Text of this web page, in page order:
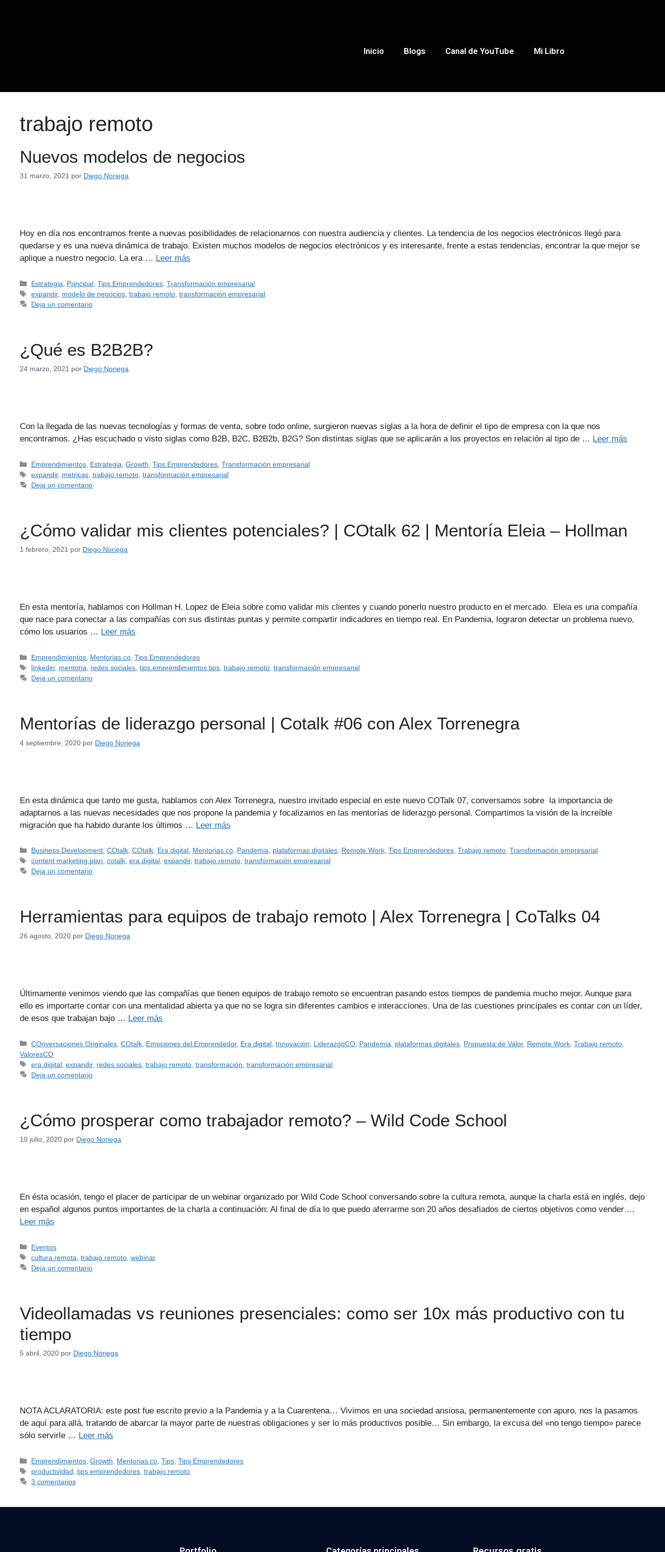
Inicio Blogs Canal de YouTube Mi Libro
trabajo remoto
Nuevos modelos de negocios
31 marzo, 2021 por Diego Noriega
Hoy en día nos encontramos frente a nuevas posibilidades de relacionarnos con nuestra audiencia y clientes. La tendencia de los negocios electrónicos llegó para
quedarse y es una nueva dinámica de trabajo. Existen muchos modelos de negocios electrónicos y es interesante, frente a estas tendencias, encontrar la que mejor se
aplique a nuestro negocio. La era … Leer más
Estrategia Principal ,Tips Emprendedores ,Transformación empresarial
expandir, modelo de negocios ,trabajo remoto ,transformación empresarial
Deja un comentario
¿Qué es B2B2B?
24 marzo, 2021 por Diego Noriega
Con la llegada de las nuevas tecnologías y formas de venta, sobre todo online, surgieron nuevas siglas a la hora de definir el tipo de empresa con la que nos
encontramos. ¿Has escuchado o visto siglas como B2B, B2C, B2B2b, B2G? Son distintas siglas que se aplicarán a los proyectos en relación al tipo de … Leer más
Emprendimientos, Estrategia,Growth,Tips Emprendedores,Transformación empresarial
expandir, metricas,trabajo remoto,transformación empresarial
Deja un comentario
¿Cómo validar mis clientes potenciales? | COtalk 62 | Mentoría Eleia – Hollman
1 febrero, 2021 por Diego Noriega
En esta mentoría, hablamos con Hollman H. Lopez de Eleia sobre como validar mis clientes y cuando ponerlo nuestro producto en el mercado. Eleia es una compañía
que nace para conectar a las compañías con sus distintas puntas y permite compartir indicadores en tiempo real. En Pandemia, lograron detectar un problema nuevo,
cómo los usuarios … Leer más
Emprendimientos, Mentorias.co,Tips Emprendedores
linkedin, mentoria, redes sociales,tips emprendimientos tips,trabajo remoto,transformación empresarial
Deja un comentario
Mentorías de liderazgo personal | Cotalk #06 con Alex Torrenegra
4 septiembre, 2020 por Diego Noriega
En esta dinámica que tanto me gusta, hablamos con Alex Torrenegra, nuestro invitado especial en este nuevo COTalk 07, conversamos sobre la importancia de
adaptarnos a las nuevas necesidades que nos propone la pandemia y focalizamos en las mentorías de liderazgo personal. Compartimos la visión de la increíble
migración que ha habido durante los últimos … Leer más
Business Development,COtalk,COtalk, Era digital, Mentorias.co, Pandemia, plataformas digitales, Remote Work,Tips Emprendedores,Trabajo remoto,Transformación empresarial
content marketing plan,cotalk,era digital,expandir,trabajo remoto,transformación empresarial
Deja un comentario
Herramientas para equipos de trabajo remoto | Alex Torrenegra | CoTalks 04
26 agosto, 2020 por Diego Noriega
Últimamente venimos viendo que las compañías que tienen equipos de trabajo remoto se encuentran pasando estos tiempos de pandemia mucho mejor. Aunque para
ello es importarte contar con una mentalidad abierta ya que no se logra sin diferentes cambios e interacciones. Una de las cuestiones principales es contar con un líder,
de esos que trabajan bajo … Leer más
COnversaciones Originales ,COtalk Emociones del Emprendedor, Era digital Innovación LiderazgoCO Pandemia plataformas digitales Propuesta de Valor, Remote Work ,Trabajo remoto
ValoresCO
era digital ,expandir, redes sociales ,trabajo remoto ,transformación ,transformación empresarial
Deja un comentario
¿Cómo prosperar como trabajador remoto? – Wild Code School
10 julio, 2020 por Diego Noriega
En ésta ocasión, tengo el placer de participar de un webinar organizado por Wild Code School conversando sobre la cultura remota, aunque la charla está en inglés, dejo
en español algunos puntos importantes de la charla a continuación: Al final de día lo que puedo aferrarme son 20 años desafiados de ciertos objetivos como vender …
Leer más
Eventos
cultura remota ,trabajo remoto ,webinar
Deja un comentario
Videollamadas vs reuniones presenciales: como ser 10x más productivo con tu
tiempo
5 abril, 2020 por Diego Noriega
NOTA ACLARATORIA: este post fue escrito previo a la Pandemia y a la Cuarentena… Vivimos en una sociedad ansiosa, permanentemente con apuro, nos la pasamos
de aquí para allá, tratando de abarcar la mayor parte de nuestras obligaciones y ser lo más productivos posible… Sin embargo, la excusa del «no tengo tiempo» parece
sólo servirle … Leer más
Emprendimientos ,Growth Mentorias.co ,Tips ,Tips Emprendedores
productividad ,tips emprendedores ,trabajo remoto
3 comentarios